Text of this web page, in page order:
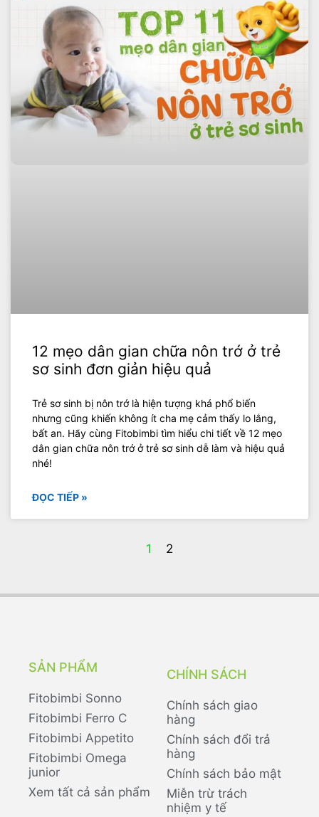
12 mẹo dân gian chữa nôn trớ ở trẻ
sơ sinh đơn giản hiệu quả
Trẻ sơ sinh bị nôn trớ là hiện tượng khá phổ biến
nhưng cũng khiến không ít cha mẹ cảm thấy lo lắng,
bất an. Hãy cùng Fitobimbi tìm hiểu chi tiết về 12 mẹo
dân gian chữa nôn trớ ở trẻ sơ sinh dễ làm và hiệu quả
nhé!
ĐỌC TIẾP »
1 2
SẢN PHẨM
Fitobimbi Sonno
Fitobimbi Ferro C
Fitobimbi Appetito
Fitobimbi Omega
junior
Xem tất cả sản phẩm
CHÍNH SÁCH
Chính sách giao
hàng
Chính sách đổi trả
hàng
Chính sách bảo mật
Miễn trừ trách
nhiệm y tế